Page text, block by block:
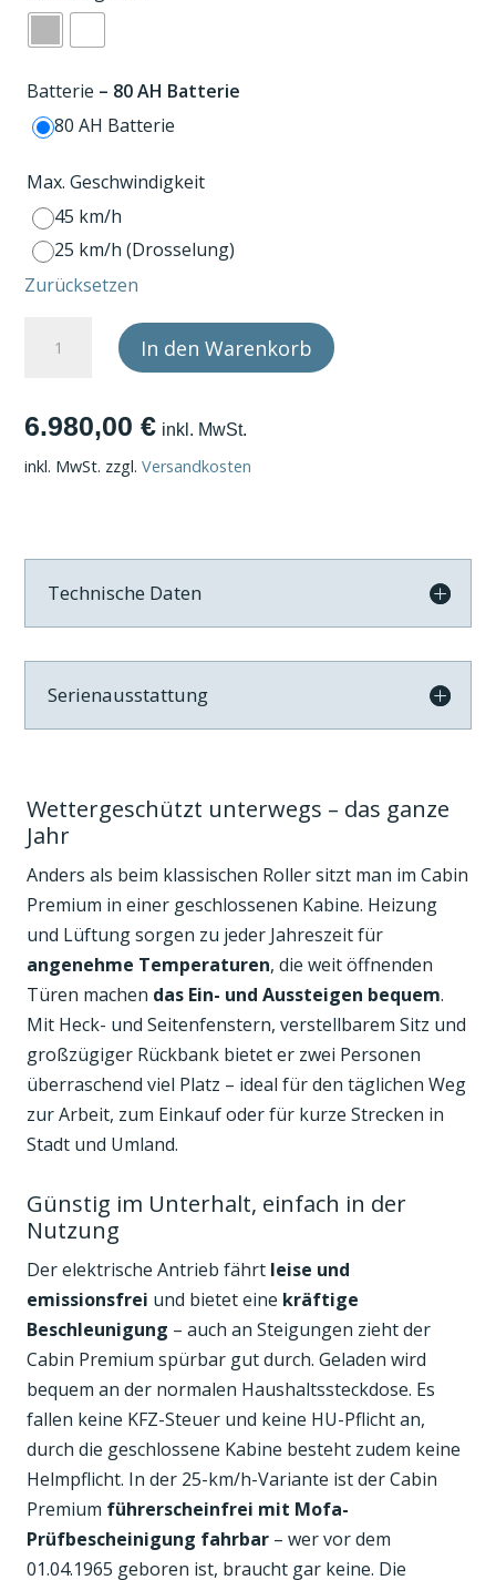
Batterie – 80 AH Batterie
80 AH Batterie
Max. Geschwindigkeit
45 km/h
25 km/h (Drosselung)
Zurücksetzen
Kabinenroller
Trike
In den Warenkorb
l
i
v
6.980,00€ inkl. MwSt.
inkl. MwSt. zzgl.Versandkosten
Technische Daten
Serienausstattung
Wettergeschützt unterwegs – das ganze
Jahr
Anders als beim klassischen Roller sitzt man im Cabin
Premium in einer geschlossenen Kabine. Heizung
und Lüftung sorgen zu jeder Jahreszeit für
angenehme Temperaturen, die weit öffnenden
Türen machen das Ein- und Aussteigen bequem.
Mit Heck- und Seitenfenstern, verstellbarem Sitz und
großzügiger Rückbank bietet er zwei Personen
überraschend viel Platz – ideal für den täglichen Weg
zur Arbeit, zum Einkauf oder für kurze Strecken in
Stadt und Umland.
Günstig im Unterhalt, einfach in der
Nutzung
Der elektrische Antrieb fährt leise und
emissionsfrei und bietet eine kräftige
Beschleunigung – auch an Steigungen zieht der
Cabin Premium spürbar gut durch. Geladen wird
bequem an der normalen Haushaltssteckdose. Es
fallen keine KFZ-Steuer und keine HU-Pflicht an,
durch die geschlossene Kabine besteht zudem keine
Helmpflicht. In der 25-km/h-Variante ist der Cabin
Premium führerscheinfrei mit Mofa-
Prüfbescheinigung fahrbar – wer vor dem
01.04.1965 geboren ist, braucht gar keine. Die